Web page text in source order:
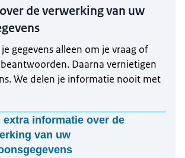
de verwerking van uw
gegevens alleen om je vraag of
Daarna vernietigen
We delen je informatie nooit met
extra informatie over de
van uw